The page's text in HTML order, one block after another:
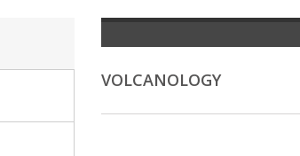
VOLCANOLOGY